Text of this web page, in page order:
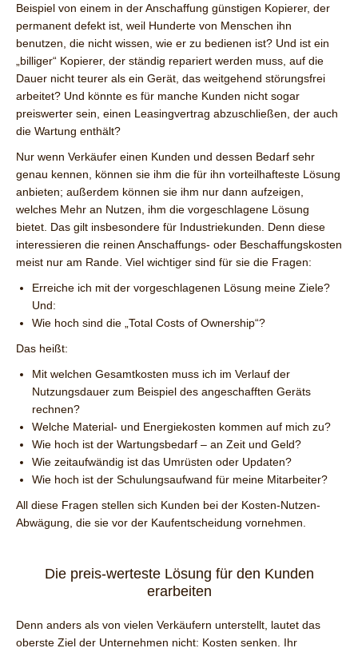
Beispiel von einem in der Anschaffung günstigen Kopierer, der
permanent defekt ist, weil Hunderte von Menschen ihn
benutzen, die nicht wissen, wie er zu bedienen ist? Und ist ein
„billiger“ Kopierer, der ständig repariert werden muss, auf die
Dauer nicht teurer als ein Gerät, das weitgehend störungsfrei
arbeitet? Und könnte es für manche Kunden nicht sogar
preiswerter sein, einen Leasingvertrag abzuschließen, der auch
die Wartung enthält?
Nur wenn Verkäufer einen Kunden und dessen Bedarf sehr
genau kennen, können sie ihm die für ihn vorteilhafteste Lösung
anbieten; außerdem können sie ihm nur dann aufzeigen,
welches Mehr an Nutzen, ihm die vorgeschlagene Lösung
bietet. Das gilt insbesondere für Industriekunden. Denn diese
interessieren die reinen Anschaffungs- oder Beschaffungskosten
meist nur am Rande. Viel wichtiger sind für sie die Fragen:
Erreiche ich mit der vorgeschlagenen Lösung meine Ziele?
Und:
Wie hoch sind die „Total Costs of Ownership“?
Das heißt:
Mit welchen Gesamtkosten muss ich im Verlauf der
Nutzungsdauer zum Beispiel des angeschafften Geräts
rechnen?
Welche Material- und Energiekosten kommen auf mich zu?
Wie hoch ist der Wartungsbedarf – an Zeit und Geld?
Wie zeitaufwändig ist das Umrüsten oder Updaten?
Wie hoch ist der Schulungsaufwand für meine Mitarbeiter?
All diese Fragen stellen sich Kunden bei der Kosten-Nutzen-
Abwägung, die sie vor der Kaufentscheidung vornehmen.
Die preis-werteste Lösung für den Kunden
erarbeiten
Denn anders als von vielen Verkäufern unterstellt, lautet das
oberste Ziel der Unternehmen nicht: Kosten senken. Ihr